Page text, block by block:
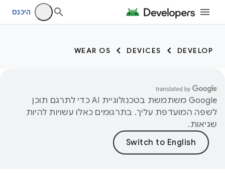
היכנס
DEVELOP
DEVICES
WEAR OS
‫Google משתמשת בטכנולוגיית AI כדי לתרגם תוכן
לשפה המועדפת עליך. בתרגומים כאלו עשויות להיות
שגיאות.